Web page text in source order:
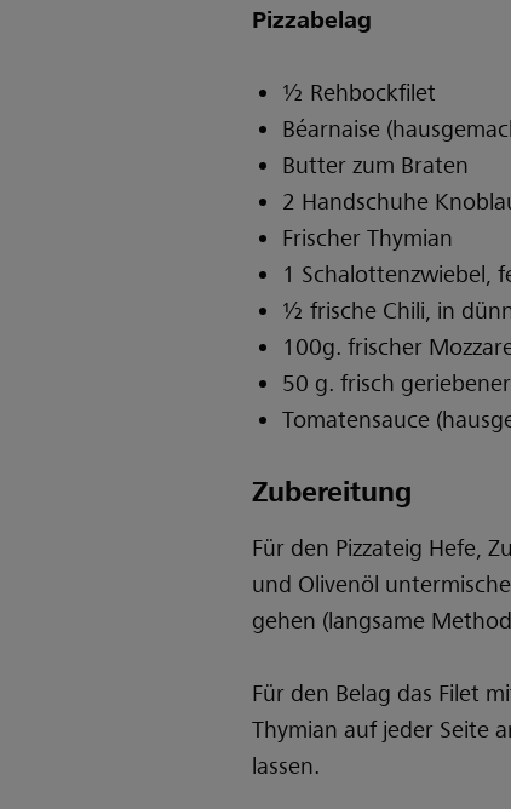
Pizzabelag
½ Rehbockfilet
Béarnaise
Butter zum Braten
2 Handschuhe
Frischer Thymian
1 Schalottenzwiebel,
½ frische Chili, in
100g. frischer
50 g. frisch
Tomatensauce
Zubereitung
Für den Pizzateig Hefe,
und Olivenöl
gehen (langsame
Für den Belag das Filet
Thymian auf jeder Seite
lassen.